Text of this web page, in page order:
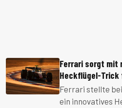
Ferrari sorgt mit
Heckflügel-Trick
Ferrari stellte
ein innovatives